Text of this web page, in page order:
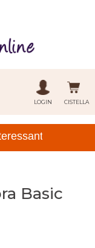
CISTELLA
LOGIN
Basic